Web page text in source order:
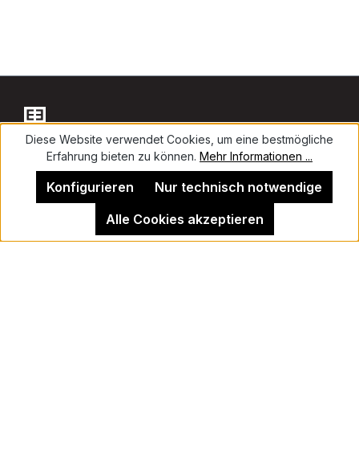
Kontakt
Diese Website verwendet Cookies, um eine bestmögliche
Erfahrung bieten zu können. Mehr Informationen ...
Nur technisch notwendige
Konfigurieren
Alle Cookies akzeptieren